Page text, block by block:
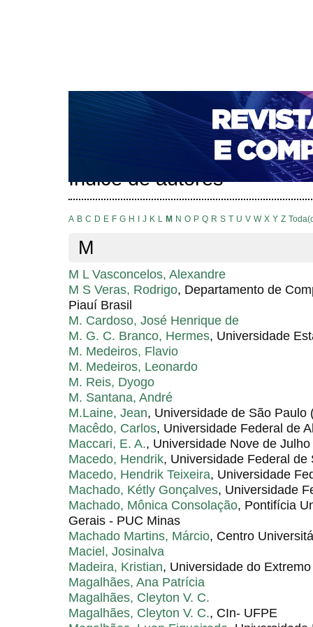
CAPA SOBRE ACESSO CADASTRO
NOTÍCIAS
PORTAL DE REVISTAS DA UNIFACS
PARA AVALIADORES
NOVA SUBMISSÃO
Índice de autores
Índice de autores
A B C D E F G H J K L M N O P Q R S T U V W X Y Z
M
M L Vasconcelos, Alexandre
M S Veras, Rodrigo, Departamento de
Piauí Brasil
M. Cardoso, José Henrique de
M. G. C. Branco, Hermes, Universidade
M. Medeiros, Flavio
M. Medeiros, Leonardo
M. Reis, Dyogo
M. Santana, André
M.Laine, Jean, Universidade de São Paulo
Macêdo, Carlos, Universidade Federal de
Maccari, E. A., Universidade Nove de Julho
Macedo, Hendrik, Universidade Federal de
Macedo, Hendrik Teixeira, Universidade
Machado, Kétly Gonçalves, Universidade
Machado, Mônica Consolação, Pontifícia
Gerais - PUC Minas
Machado Martins, Márcio, Centro
Maciel, Josinalva
Madeira, Kristian, Universidade do
Magalhães, Ana Patrícia
Magalhães, Cleyton V. C.
Magalhães, Cleyton V. C., CIn- UFPE